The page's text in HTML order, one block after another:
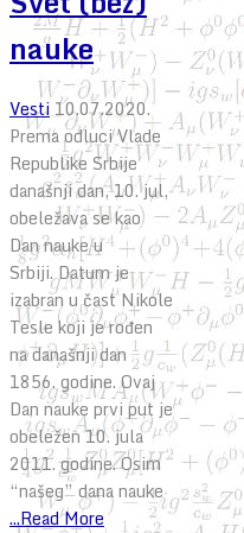
nauke
Vesti 10.07.2020.
Prema odluci Vlade
Republike Srbije
današnji dan, 10. jul,
obeležava se kao
Dan nauke u
Srbiji. Datum je
izabran u čast Nikole
Tesle koji je rođen
na današnji dan
1856. godine. Ovaj
Dan nauke prvi put je
obeležen 10. jula
2011. godine. Osim
“našeg” dana nauke
...Read More